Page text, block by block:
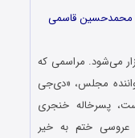
محمدحسین قاسمی
می‌شود. مراسمی که
مجلس، «دی‌جی
پسرخاله‌ خنجری
ختم به خیر